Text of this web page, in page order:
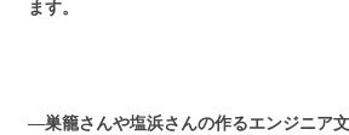
ます。
―巣籠さんや塩浜さんの作るエンジニア